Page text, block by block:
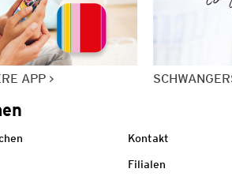
APP
Kontakt
Filialen